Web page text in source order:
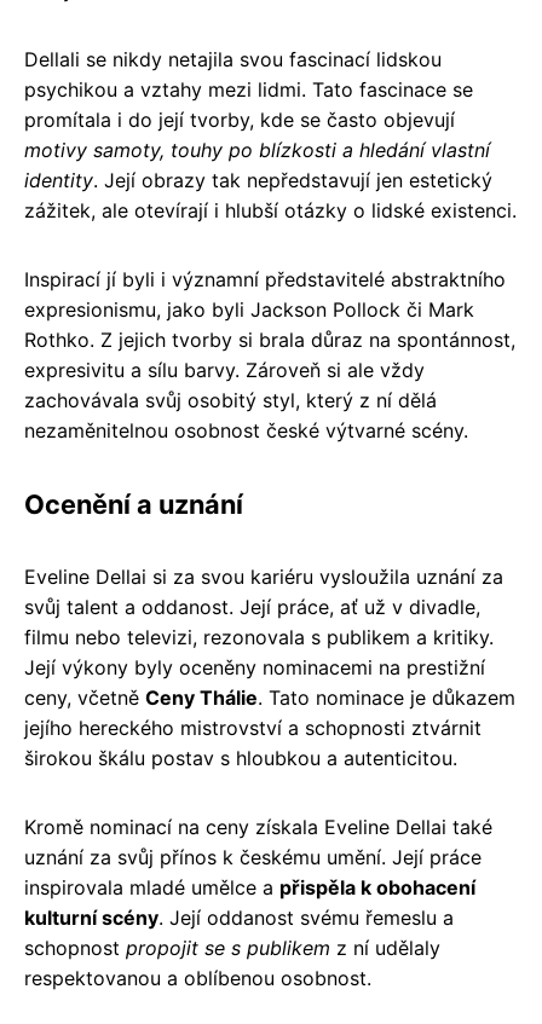
Dellali se nikdy netajila svou fascinací lidskou
psychikou a vztahy mezi lidmi. Tato fascinace se
promítala i do její tvorby, kde se často objevují
motivy samoty, touhy po blízkosti a hledání vlastní
identity. Její obrazy tak nepředstavují jen estetický
zážitek, ale otevírají i hlubší otázky o lidské existenci.
Inspirací jí byli i významní představitelé abstraktního
expresionismu, jako byli Jackson Pollock či Mark
Rothko. Z jejich tvorby si brala důraz na spontánnost,
expresivitu a sílu barvy. Zároveň si ale vždy
zachovávala svůj osobitý styl, který z ní dělá
nezaměnitelnou osobnost české výtvarné scény.
Ocenění a uznání
Eveline Dellai si za svou kariéru vysloužila uznání za
svůj talent a oddanost. Její práce, ať už v divadle,
filmu nebo televizi, rezonovala s publikem a kritiky.
Její výkony byly oceněny nominacemi na prestižní
ceny, včetně Ceny Thálie. Tato nominace je důkazem
jejího hereckého mistrovství a schopnosti ztvárnit
širokou škálu postav s hloubkou a autenticitou.
Kromě nominací na ceny získala Eveline Dellai také
uznání za svůj přínos k českému umění. Její práce
inspirovala mladé umělce a přispěla k obohacení
kulturní scény. Její oddanost svému řemeslu a
schopnost propojit se s publikem z ní udělaly
respektovanou a oblíbenou osobnost.